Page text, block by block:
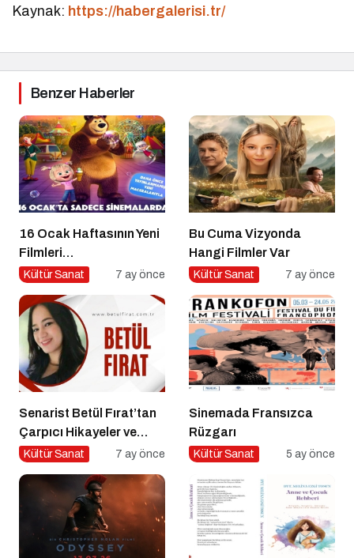
Kaynak: https://habergalerisi.tr/
Benzer Haberler
16 Ocak Haftasının Yeni
Filmleri
Sinemaseverlerle
Kültür Sanat 7 ay önce
Bu Cuma Vizyonda
Hangi Filmler Var
Kültür Sanat 7 ay önce
Senarist Betül Fırat’tan
Çarpıcı Hikayeler ve
Şarkılar
Kültür Sanat 7 ay önce
Sinemada Fransızca
Rüzgarı
Kültür Sanat 5 ay önce